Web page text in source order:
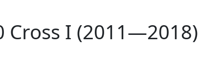
Cross I (2011—2018)